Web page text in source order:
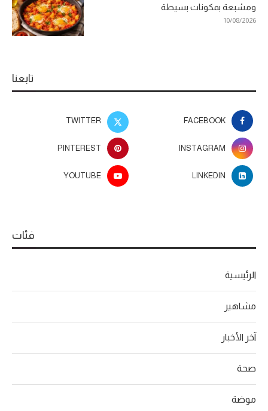
ومشبعة بمكونات بسيطة
10/08/2026
تابعنا
FACEBOOK
TWITTER
INSTAGRAM
PINTEREST
LINKEDIN
YOUTUBE
فئات
الرئيسية
مشاهير
آخر الأخبار
صحة
موضة